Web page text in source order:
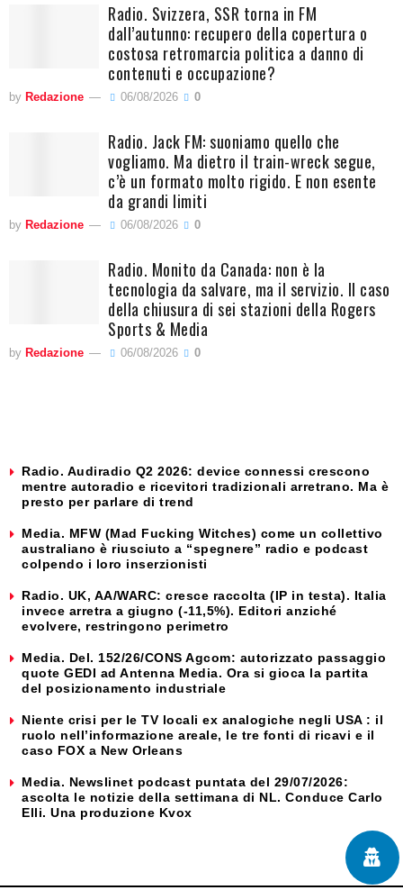
Radio. Svizzera, SSR torna in FM
dall’autunno: recupero della copertura o
costosa retromarcia politica a danno di
contenuti e occupazione?
by Redazione 06/08/2026 0
Radio. Jack FM: suoniamo quello che
vogliamo. Ma dietro il train-wreck segue,
c’è un formato molto rigido. E non esente
da grandi limiti
by Redazione 06/08/2026 0
Radio. Monito da Canada: non è la
tecnologia da salvare, ma il servizio. Il caso
della chiusura di sei stazioni della Rogers
Sports & Media
by Redazione 06/08/2026 0
Radio. Audiradio Q2 2026: device connessi crescono
mentre autoradio e ricevitori tradizionali arretrano. Ma è
presto per parlare di trend
Media. MFW (Mad Fucking Witches) come un collettivo
australiano è riusciuto a “spegnere” radio e podcast
colpendo i loro inserzionisti
Radio. UK, AA/WARC: cresce raccolta (IP in testa). Italia
invece arretra a giugno (-11,5%). Editori anziché
evolvere, restringono perimetro
Media. Del. 152/26/CONS Agcom: autorizzato passaggio
quote GEDI ad Antenna Media. Ora si gioca la partita
del posizionamento industriale
Niente crisi per le TV locali ex analogiche negli USA : il
ruolo nell’informazione areale, le tre fonti di ricavi e il
caso FOX a New Orleans
Media. Newslinet podcast puntata del 29/07/2026:
ascolta le notizie della settimana di NL. Conduce Carlo
Elli. Una produzione Kvox